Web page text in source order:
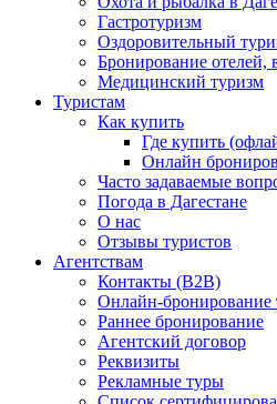
Гастротуризм
Оздоровительный
Бронирование отелей,
Медицинский туризм
Туристам
Как купить
Где купить
Онлайн
Часто задаваемые
Погода в Дагестане
О нас
Отзывы туристов
Агентствам
Контакты (B2B)
Онлайн-бронирование
Раннее бронирование
Агентский договор
Реквизиты
Рекламные туры